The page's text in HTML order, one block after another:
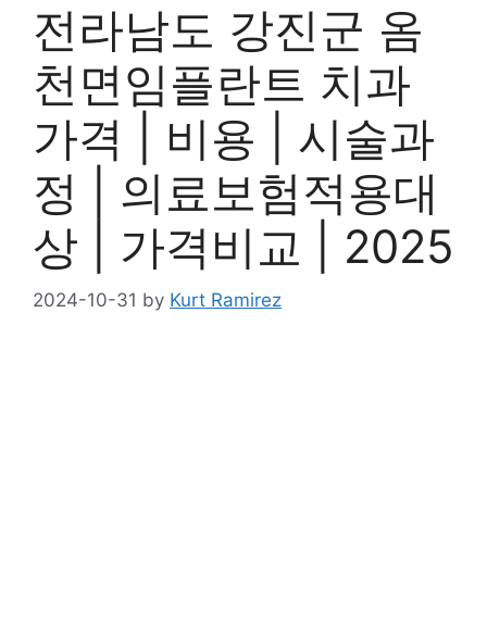
전라남도 강진군 옴
천면임플란트 치과
가격 | 비용 | 시술과
정 | 의료보험적용대
상 | 가격비교 | 2025
2024-10-31 by Kurt Ramirez